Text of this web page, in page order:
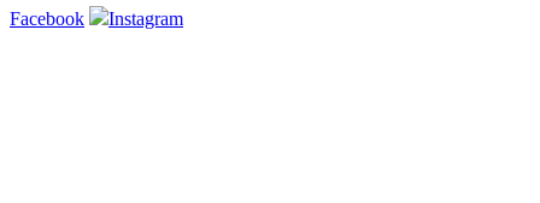
Facebook Instagram